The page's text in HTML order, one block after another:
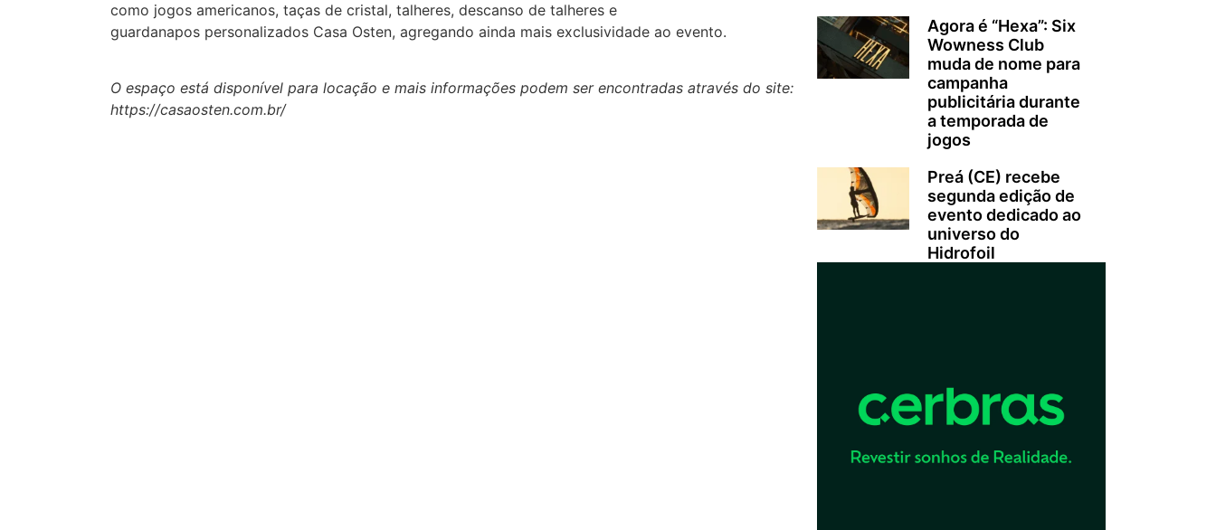
como jogos americanos, taças de cristal, talheres, descanso de talheres e
guardanapos personalizados Casa Osten, agregando ainda mais exclusividade ao evento.
O espaço está disponível para locação e mais informações podem ser encontradas através do site:
https://casaosten.com.br/
Agora é “Hexa”: Six
Wowness Club
muda de nome para
campanha
publicitária durante
a temporada de
jogos
Preá (CE) recebe
segunda edição de
evento dedicado ao
universo do
Hidrofoil